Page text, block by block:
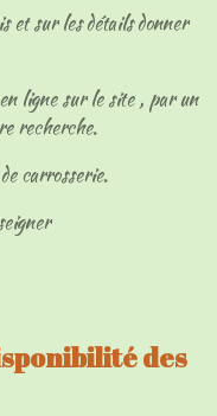
et sur les détails donner
ligne sur le site , par un
recherche.
carrosserie.
des